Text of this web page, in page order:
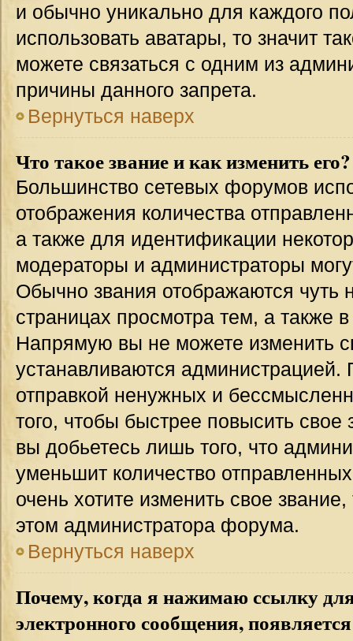
и обычно уникально для каждого
использовать аватары, то значит
можете связаться с одним из
причины данного запрета.
Вернуться наверх
Что такое звание и как изменить его?
Большинство сетевых форумов
отображения количества
а также для идентификации
модераторы и администраторы
Обычно звания отображаются чуть
страницах просмотра тем, а также
Напрямую вы не можете изменить
устанавливаются администрацией.
отправкой ненужных и
того, чтобы быстрее повысить
вы добьетесь лишь того, что
уменьшит количество
очень хотите изменить свое
этом администратора форума.
Вернуться наверх
Почему, когда я нажимаю ссылку
электронного сообщения,